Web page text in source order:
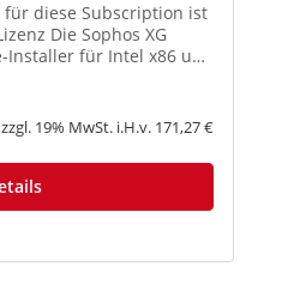
für diese Subscription ist
XG
für Intel x86 und
a. VMware, Hyper-V,
zzgl. 19% MwSt. i.H.v. 171,27 €